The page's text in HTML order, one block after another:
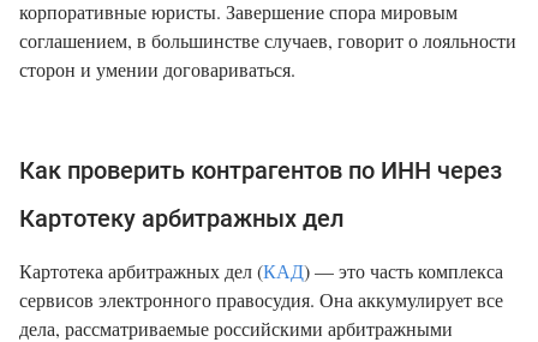
корпоративные юристы. Завершение спора мировым
соглашением, в большинстве случаев, говорит о лояльности
сторон и умении договариваться.
Как проверить контрагентов по ИНН через
Картотеку арбитражных дел
Картотека арбитражных дел (КАД) — это часть комплекса
сервисов электронного правосудия. Она аккумулирует все
дела, рассматриваемые российскими арбитражными